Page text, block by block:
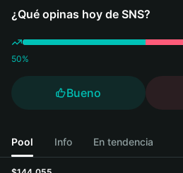
¿Qué opinas hoy de SNS?
50%
Bueno
Pool Info En tendencia